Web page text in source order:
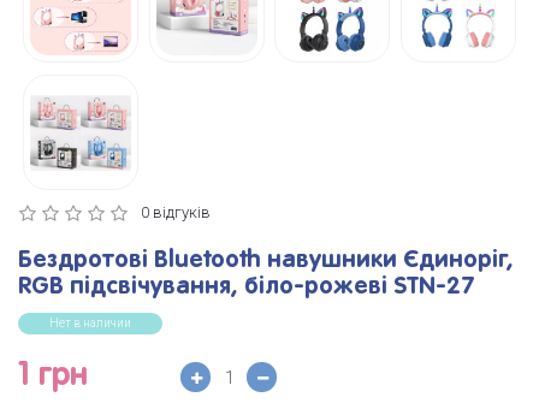
0 відгуків
Бездротові Bluetooth навушники Єдиноріг,
RGB підсвічування, біло-рожеві STN-27
Нет в наличии
1 грн